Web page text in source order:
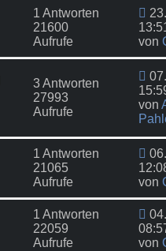
1 Antworten
21600
Aufrufe
von
3 Antworten
27993
Aufrufe
von
1 Antworten
21065
Aufrufe
von
1 Antworten
22059
Aufrufe
von